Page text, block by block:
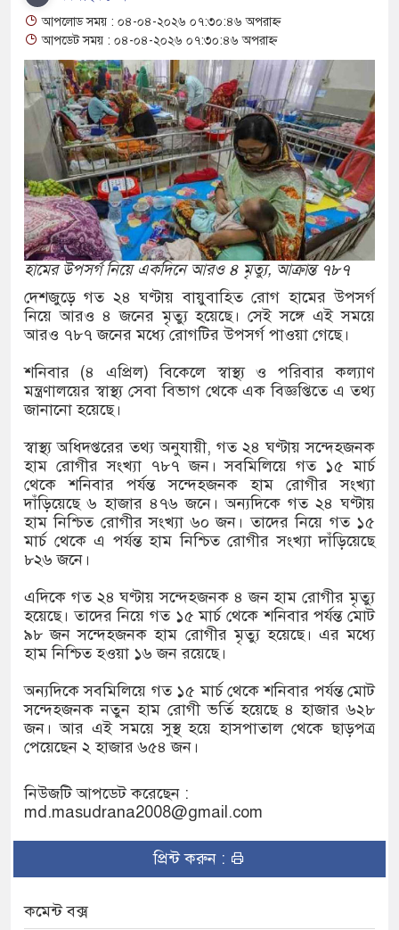
ইয়াবা, ট্যাপেন্টাডল ট্যাবলেট সহ মাদক কারবারী
মুখোমুখি সংঘর্ষে নিহত বেড়ে ৯
থেকে দ্বিতীয় দিন শেষ করল বাংলাদেশ
নিয়ে আরও ৩ শিশুর মৃত্যু
সেনাঘাঁটি ইরান সমর্থিত হুথির নিশানায়,
ইয়ুথ চেঞ্জমেকার্স নেটওয়ার্কের উদ্যোগে
বৃক্ষরোপণ ও চারা বিতরণ কর্মসূচির উদ্বোধন
আক্রান্ত অসহায় রোগীর পাশে পুঠিয়ার এসিল্যান্ড
পরিচয়ে দুইজন আটক, আবারও
দিচ্ছেন ‘মতিউর’! সন্দেহজনক চলাফেরায় প্রশ্ন
অনুমোদনহীন দই, মিষ্টি ও ঘি বিক্রেতাকে
বোতল স্ক্যাফসহ নারী মাদক কারবারি গ্রেপ্তার
আপলোড সময় : ০৪-০৪-২০২৬ ০৭:৩০:৪৬ অপরাহ্ন
আপডেট সময় : ০৪-০৪-২০২৬ ০৭:৩০:৪৬ অপরাহ্ন
হামের উপসর্গ নিয়ে একদিনে আরও ৪ মৃত্যু, আক্রান্ত ৭৮৭
দেশজুড়ে গত ২৪ ঘণ্টায় বায়ুবাহিত রোগ হামের উপসর্গ
নিয়ে আরও ৪ জনের মৃত্যু হয়েছে। সেই সঙ্গে এই সময়ে
আরও ৭৮৭ জনের মধ্যে রোগটির উপসর্গ পাওয়া গেছে।
শনিবার (৪ এপ্রিল) বিকেলে স্বাস্থ্য ও পরিবার কল্যাণ
মন্ত্রণালয়ের স্বাস্থ্য সেবা বিভাগ থেকে এক বিজ্ঞপ্তিতে এ তথ্য
জানানো হয়েছে।
স্বাস্থ্য অধিদপ্তরের তথ্য অনুযায়ী, গত ২৪ ঘণ্টায় সন্দেহজনক
হাম রোগীর সংখ্যা ৭৮৭ জন। সবমিলিয়ে গত ১৫ মার্চ
থেকে শনিবার পর্যন্ত সন্দেহজনক হাম রোগীর সংখ্যা
দাঁড়িয়েছে ৬ হাজার ৪৭৬ জনে। অন্যদিকে গত ২৪ ঘণ্টায়
হাম নিশ্চিত রোগীর সংখ্যা ৬০ জন। তাদের নিয়ে গত ১৫
মার্চ থেকে এ পর্যন্ত হাম নিশ্চিত রোগীর সংখ্যা দাঁড়িয়েছে
৮২৬ জনে।
এদিকে গত ২৪ ঘণ্টায় সন্দেহজনক ৪ জন হাম রোগীর মৃত্যু
হয়েছে। তাদের নিয়ে গত ১৫ মার্চ থেকে শনিবার পর্যন্ত মোট
৯৮ জন সন্দেহজনক হাম রোগীর মৃত্যু হয়েছে। এর মধ্যে
হাম নিশ্চিত হওয়া ১৬ জন রয়েছে।
অন্যদিকে সবমিলিয়ে গত ১৫ মার্চ থেকে শনিবার পর্যন্ত মোট
সন্দেহজনক নতুন হাম রোগী ভর্তি হয়েছে ৪ হাজার ৬২৮
জন। আর এই সময়ে সুস্থ হয়ে হাসপাতাল থেকে ছাড়পত্র
পেয়েছেন ২ হাজার ৬৫৪ জন।
নিউজটি আপডেট করেছেন :
md.masudrana2008@gmail.com
প্রিন্ট করুন :
কমেন্ট বক্স